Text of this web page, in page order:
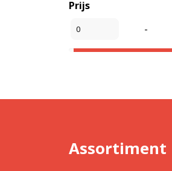
Prijs
-
Assortiment